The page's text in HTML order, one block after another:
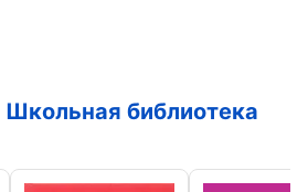
Школьная библиотека